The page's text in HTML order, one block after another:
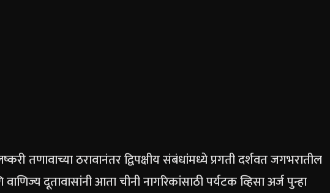
तणावाच्या ठरावानंतर द्विपक्षीय संबंधांमध्ये प्रगती दर्शवत जगभरातील
दूतावासांनी आता चीनी नागरिकांसाठी पर्यटक व्हिसा अर्ज पुन्हा